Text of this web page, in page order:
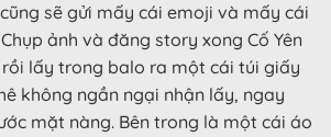
sẽ gửi mấy cái emoji và mấy cái
ảnh và đăng story xong Cố Yên
lấy trong balo ra một cái túi giấy
không ngần ngại nhận lấy, ngay
mặt nàng. Bên trong là một cái áo